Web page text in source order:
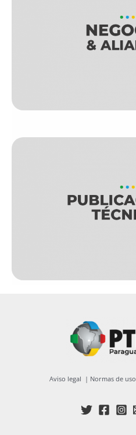
Aviso legal | Normas de uso